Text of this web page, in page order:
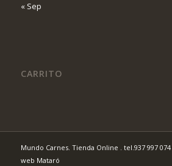
« Sep
CARRITO
Mundo Carnes. Tienda Online . tel.937 997 074
web Mataró